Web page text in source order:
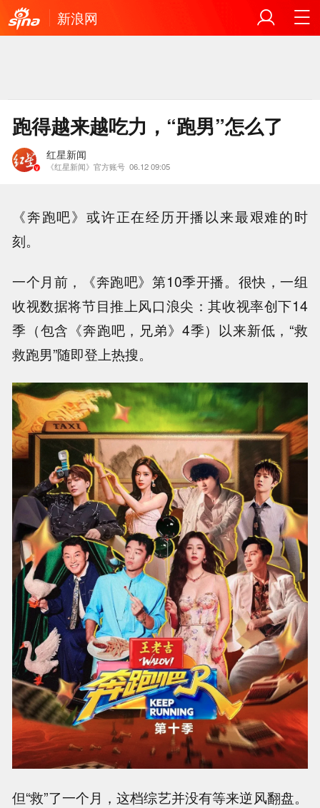
新浪网
跑得越来越吃力，“跑男”怎么了
红星新闻
《红星新闻》官方账号 06.12 09:05
《奔跑吧》或许正在经历开播以来最艰难的时
刻。
一个月前，《奔跑吧》第10季开播。很快，一组
收视数据将节目推上风口浪尖：其收视率创下14
季（包含《奔跑吧，兄弟》4季）以来新低，“救
救跑男”随即登上热搜。
但“救”了一个月，这档综艺并没有等来逆风翻盘。